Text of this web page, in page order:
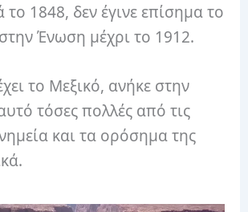
1848, δεν έγινε επίσημα το
Ένωση μέχρι το 1912.
το Μεξικό, ανήκε στην
τόσες πολλές από τις
και τα ορόσημα της